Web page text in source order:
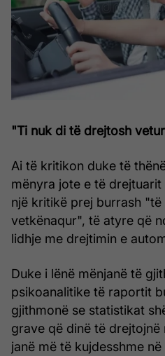
"Ti nuk di të drejtosh
Ai të kritikon duke të
mënyra jote e të
një kritikë prej burrash
vetkënaqur", të atyre që
lidhje me drejtimin e
Duke i lënë mënjanë të
psikoanalitike të raportit
gjithmonë se statistikat
grave që dinë të drejtojnë
janë më të kujdesshme